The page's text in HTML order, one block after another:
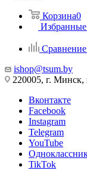
Корзина0
Сравнение
ishop@tsum.by
220005, г. Минск,
Вконтакте
Facebook
Instagram
Telegram
YouTube
TikTok